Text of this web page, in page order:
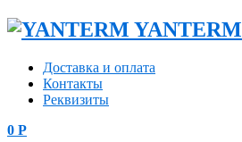
YANTERM
Доставка и оплата
Контакты
Реквизиты
0 Р